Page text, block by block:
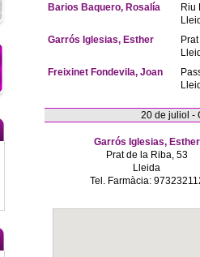
Barios Baquero, Rosalía
Riu
Garrós Iglesias, Esther
Freixinet Fondevila, Joan
20 de juliol -
Garrós Iglesias, Esther
Prat de la Riba, 53
Lleida
Tel. Farmàcia: